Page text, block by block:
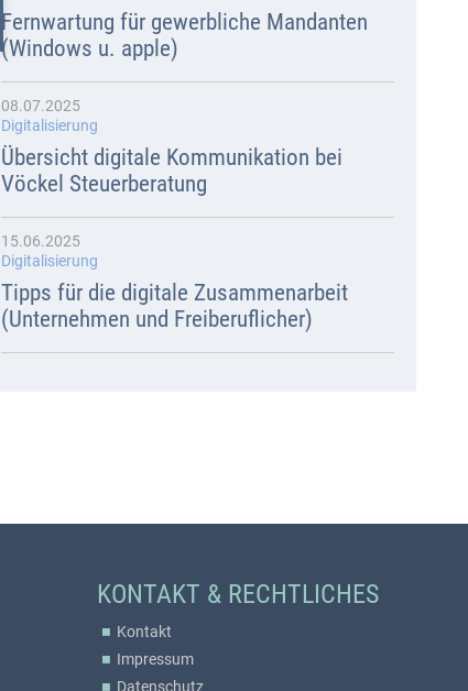
Fernwartung für gewerbliche Mandanten
(Windows u. apple)
08.07.2025
Digitalisierung
Übersicht digitale Kommunikation bei
Vöckel Steuerberatung
15.06.2025
Digitalisierung
Tipps für die digitale Zusammenarbeit
(Unternehmen und Freiberuflicher)
KONTAKT & RECHTLICHES
Kontakt
Impressum
Datenschutz